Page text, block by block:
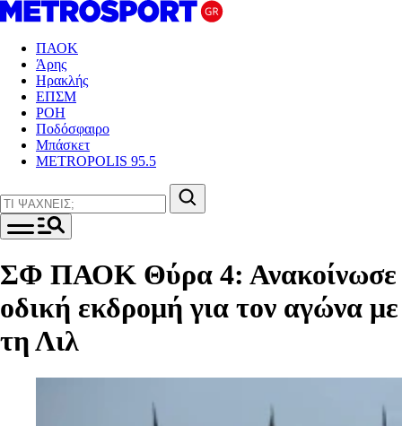
ΠΑΟΚ
Άρης
Ηρακλής
ΕΠΣΜ
ΡΟΗ
Ποδόσφαιρο
Μπάσκετ
METROPOLIS 95.5
ΣΦ ΠΑΟΚ Θύρα 4: Ανακοίνωσε
οδική εκδρομή για τον αγώνα με
τη Λιλ